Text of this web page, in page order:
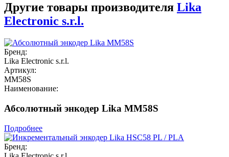
Другие товары производителя Lika
Electronic s.r.l.
Бренд:
Lika Electronic s.r.l.
Артикул:
MM58S
Наименование:
Абсолютный энкодер Lika MM58S
Подробнее
Бренд: